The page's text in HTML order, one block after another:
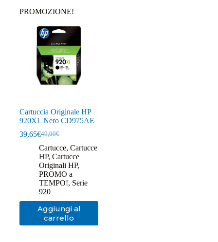
PROMOZIONE!
Cartuccia Originale HP
920XL Nero CD975AE
49,00€
Il
prezzo
originale
era:
49,00€.
39,65€Il
prezzo
attuale
è:
39,65€.
Cartucce, Cartucce
HP, Cartucce
Originali HP,
PROMO a
TEMPO!, Serie
920
Aggiungi al
carrello